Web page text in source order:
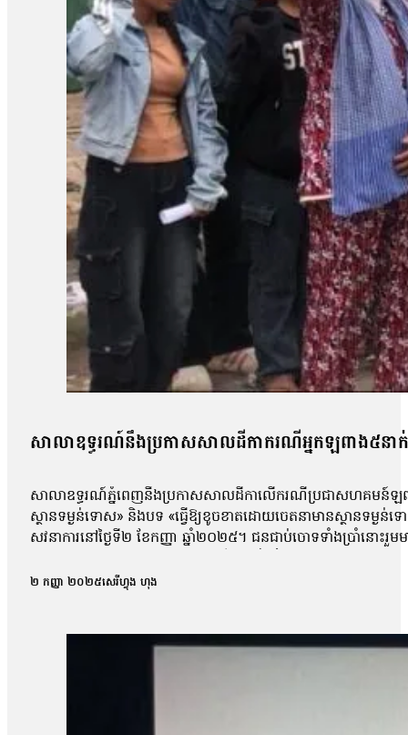
សាលាឧទ្ធរណ៍នឹងប្រកាសសាលដីកាករណីអ្នកឡពាង៥នាក់
សាលាឧទ្ធរណ៍ភ្នំពេញនឹងប្រកាសសាលដីកាលើករណីប្រជាសហគមន៍ឡពា
ស្ថានទម្ងន់ទោស» និងបទ «ធ្វើឱ្យខូចខាតដោយចេតនាមានស្ថាន
សវនាការនៅថ្ងៃទី២ ខែកញ្ញា ឆ្នាំ២០២៥។ ជនជាប់ចោទទាំងប្រ
កាសែតបន្ទាប់ពីលោកចេញពីសវនាការថា តុលាការបានចោទសួរលោក
មុនមកវាមិនសូវរំពឹងប៉ុន្មានទេ អារឿងតុលាការ រឿងយុត្តិធម៌រឿងនេ
២ កញ្ញា ២០២៥សេរីហ្វុង ហុង